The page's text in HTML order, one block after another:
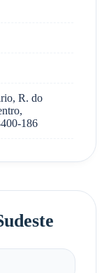
R. do
186